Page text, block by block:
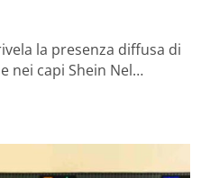
la presenza diffusa di
nei capi Shein Nel…